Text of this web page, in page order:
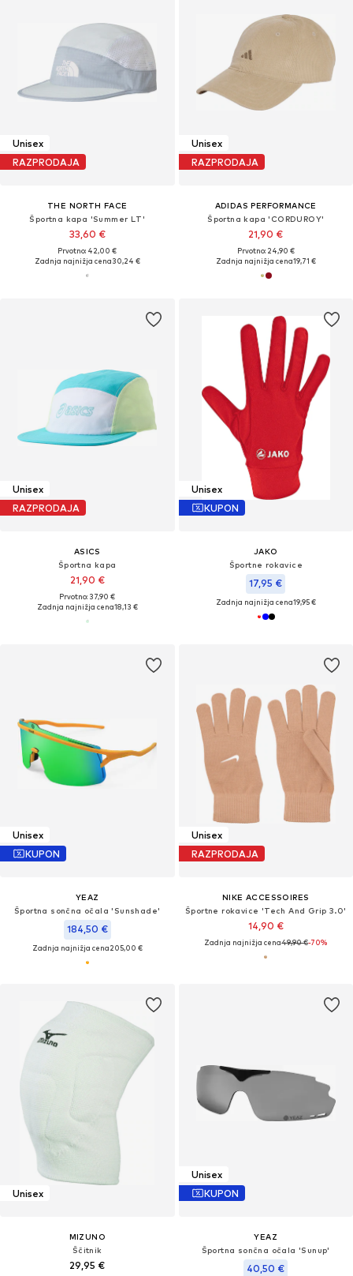
Unisex
RAZPRODAJA
THE NORTH FACE
Športna kapa 'Summer LT'
33,60 €
Prvotno: 42,00 €
Zadnja najnižja cena30,24 €
Unisex
RAZPRODAJA
ADIDAS PERFORMANCE
Športna kapa 'CORDUROY'
21,90 €
Prvotno: 24,90 €
Zadnja najnižja cena19,71 €
Unisex
RAZPRODAJA
ASICS
Športna kapa
21,90 €
Prvotno: 37,90 €
Zadnja najnižja cena18,13 €
Unisex
KUPON
JAKO
Športne rokavice
17,95 €
Zadnja najnižja cena19,95 €
Unisex
KUPON
YEAZ
Športna sončna očala 'Sunshade'
184,50 €
Zadnja najnižja cena205,00 €
Unisex
RAZPRODAJA
NIKE ACCESSOIRES
Športne rokavice 'Tech And Grip 3.0'
14,90 €
Zadnja najnižja cena49,90 €-70%
Unisex
MIZUNO
Ščitnik
29,95 €
Unisex
KUPON
YEAZ
Športna sončna očala 'Sunup'
40,50 €